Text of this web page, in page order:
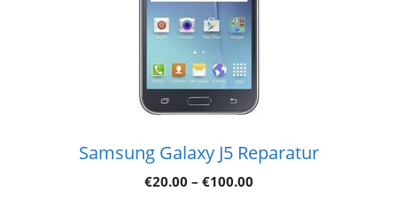
Samsung Galaxy J5 Reparatur
€20.00 – €100.00